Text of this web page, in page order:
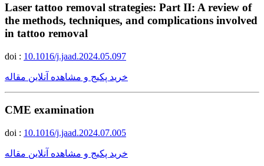
Laser tattoo removal strategies: Part II: A review of
the methods, techniques, and complications involved
in tattoo removal
doi : 10.1016/j.jaad.2024.05.097
خرید پکیج و مشاهده آنلاین مقاله
CME examination
doi : 10.1016/j.jaad.2024.07.005
خرید پکیج و مشاهده آنلاین مقاله